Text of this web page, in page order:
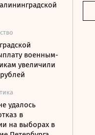
военным-
увеличили
удалось
в
на выборах в